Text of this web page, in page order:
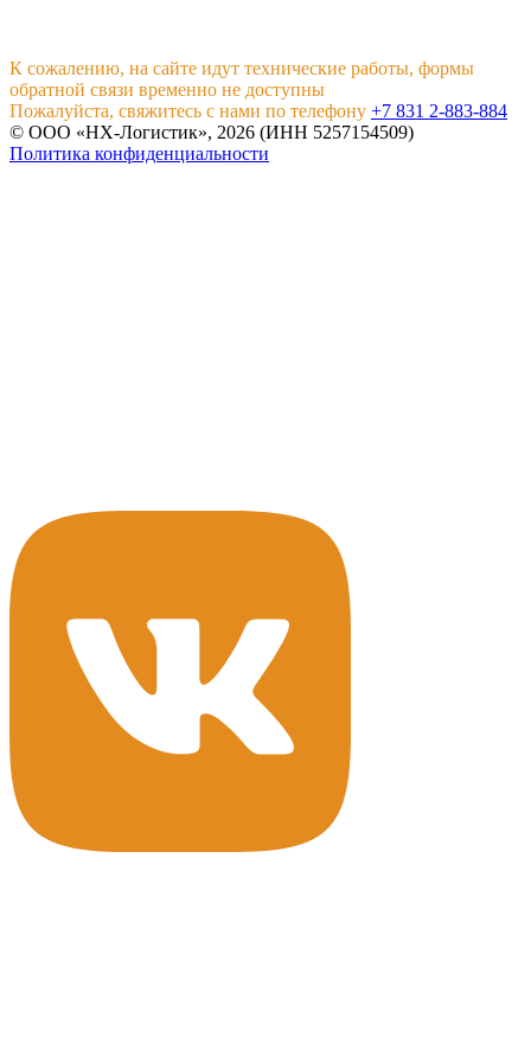
К сожалению, на сайте идут технические работы, формы
обратной связи временно не доступны
Пожалуйста, свяжитесь с нами по телефону +7 831 2-883-884
© ООО «НХ-Логистик», 2026 (ИНН 5257154509)
Политика конфиденциальности